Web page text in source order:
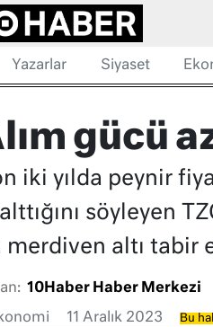
Yazarlar Siyaset
gücü
iki yılda peynir
söyleyen
merdiven altı
10Haber Haber Merkezi
11 Aralık 2023 Bu